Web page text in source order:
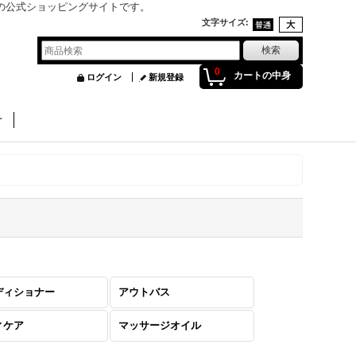
式ショッピングサイトです。
文字サイズ:
0 カートの中身
ログイン 新規登録
ィショナー アウトバス
ケア マッサージオイル